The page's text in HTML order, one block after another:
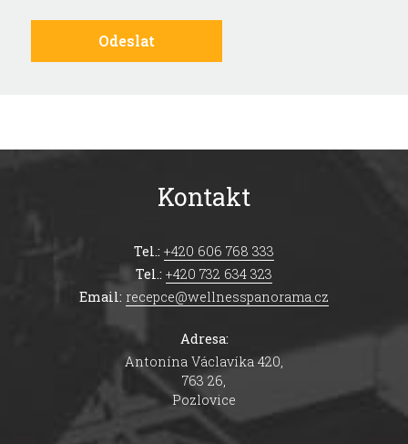
Kontakt
Tel.: +420 606 768 333
Tel.: +420 732 634 323
Email: recepce@wellnesspanorama.cz
Adresa:
Antonína Václavíka 420,
763 26,
Pozlovice